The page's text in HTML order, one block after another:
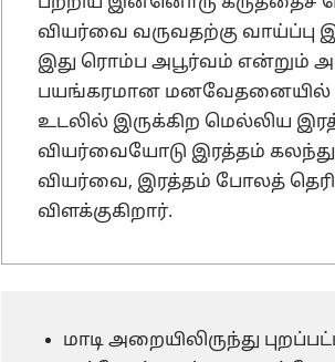
வியர்வை வருவதற்கு வாய்ப்பு
இது ரொம்ப அபூர்வம் என்றும்
பயங்கரமான மனவேதனையில்
உடலில் இருக்கிற மெல்லிய
வியர்வையோடு இரத்தம்
வியர்வை, இரத்தம் போலத்
விளக்குகிறார்.
மாடி அறையிலிருந்து